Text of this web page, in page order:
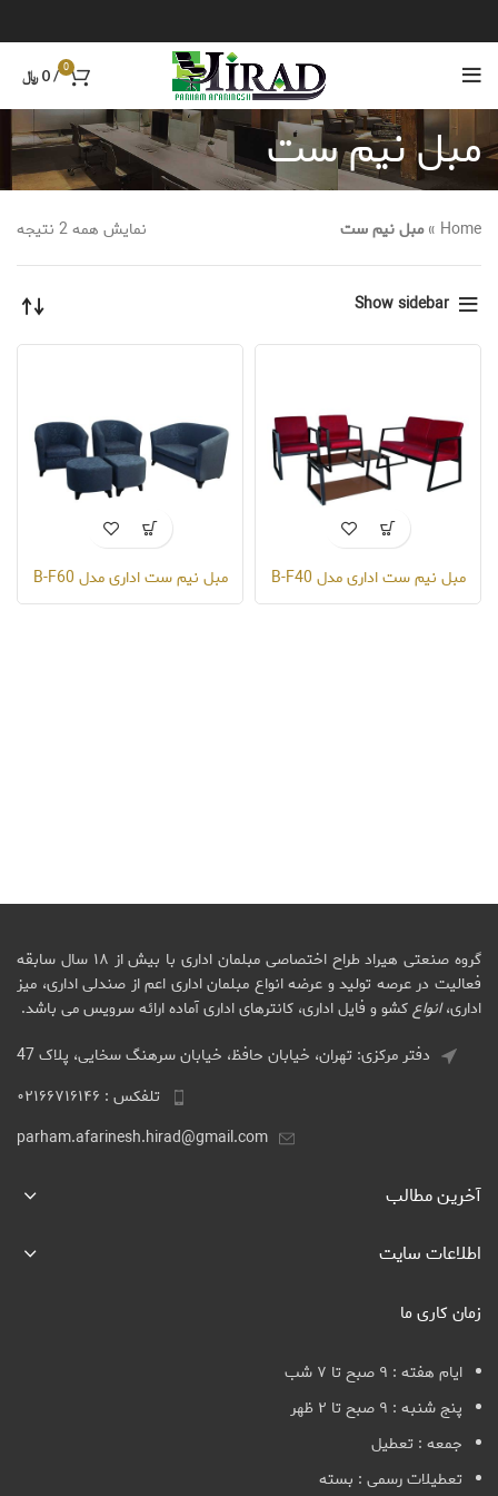
0
/
0 ﷼
مبل نیم ست
Home
»مبل نیم ست نمایش همه 2 نتیجه
Show sidebar
مبل نیم ست اداری مدل B-F40 مبل نیم ست اداری مدل B-F60
گروه صنعتی هیراد طراح اختصاصی مبلمان اداری با بیش از ۱۸ سال سابقه
فعالیت در عرصه تولید و عرضه انواع مبلمان اداری اعم از صندلی اداری، میز
اداری،انواعکشو و فایل اداری، کانترهای اداری آماده ارائه سرویس می باشد.
دفتر مرکزی: تهران، خیابان حافظ، خیابان سرهنگ سخایی، پلاک 47
تلفکس : ۰۲۱۶۶۷۱۶۱۴۶
parham.afarinesh.hirad@gmail.com
آخرین مطالب
اطلاعات سایت
زمان کاری ما
ایام هفته : ۹ صبح تا ۷ شب
پنج شنبه : ۹ صبح تا ۲ ظهر
جمعه : تعطیل
تعطیلات رسمی : بسته